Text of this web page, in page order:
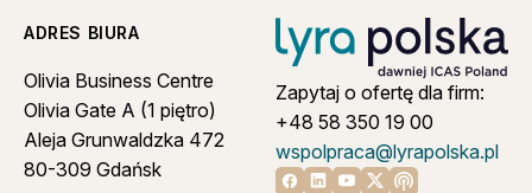
ADRES BIURA
Olivia Business Centre
Olivia Gate A (1 piętro)
Aleja Grunwaldzka 472
80-309 Gdańsk
Zapytaj o ofertę dla firm:
+48 58 350 19 00
wspolpraca@lyrapolska.pl